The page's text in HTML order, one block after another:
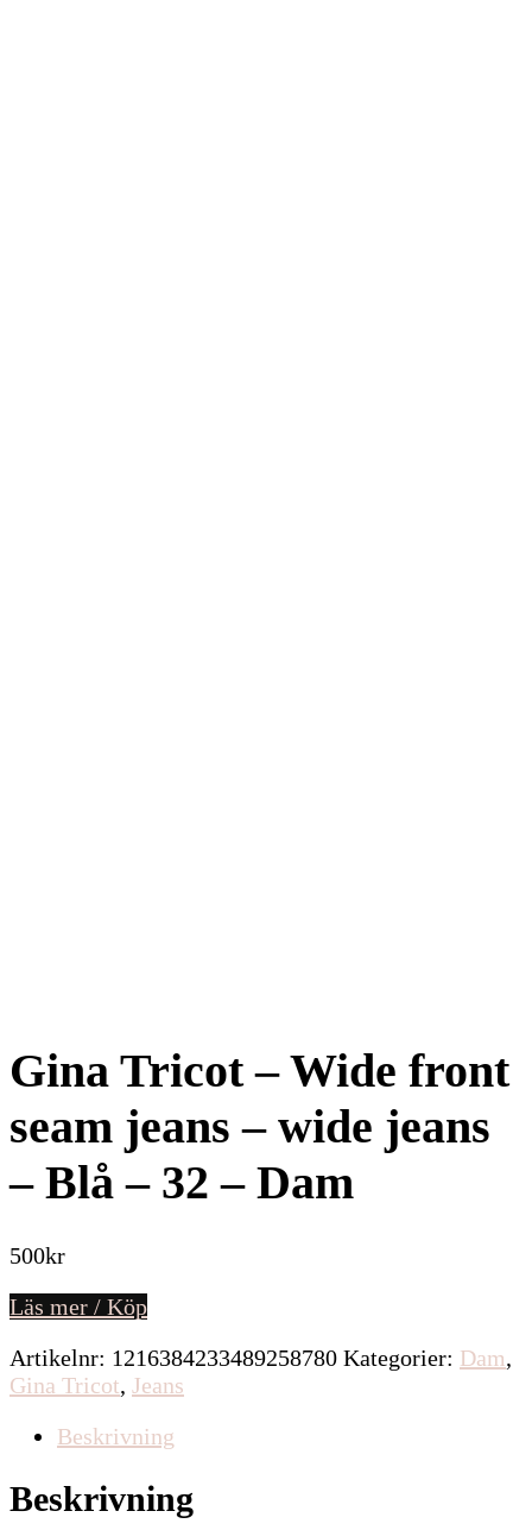
Gina Tricot – Wide front
seam jeans – wide jeans
– Blå – 32 – Dam
500kr
Läs mer / Köp
Artikelnr: 1216384233489258780 Kategorier: Dam,
Gina Tricot, Jeans
Beskrivning
Beskrivning